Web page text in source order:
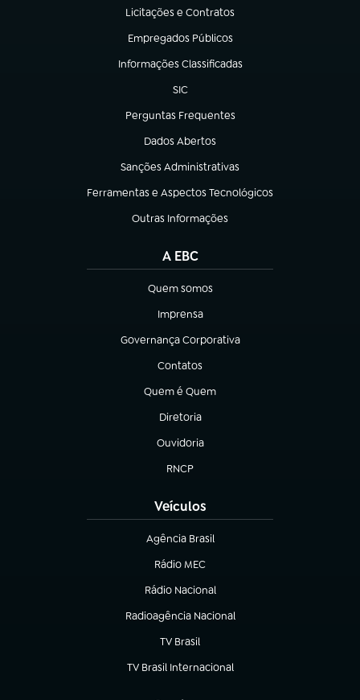
Licitações e Contratos
(abre em nova aba)
Empregados Públicos
(abre em nova aba)
Informações Classificadas
(abre em nova aba)
SIC
(abre em nova aba)
Perguntas Frequentes
(abre em nova aba)
Dados Abertos
(abre em nova aba)
Sanções Administrativas
(abre em nova aba)
Ferramentas e Aspectos Tecnológicos
(abre em nova aba)
Outras Informações
(abre em nova aba)
A EBC
Quem somos
(abre em nova aba)
Imprensa
(abre em nova aba)
Governança Corporativa
(abre em nova aba)
Contatos
(abre em nova aba)
Quem é Quem
(abre em nova aba)
Diretoria
(abre em nova aba)
Ouvidoria
(abre em nova aba)
RNCP
(abre em nova aba)
Veículos
Agência Brasil
(abre em nova aba)
Rádio MEC
Rádio Nacional
(abre em nova aba)
Radioagência Nacional
(abre em nova aba)
TV Brasil
(abre em nova aba)
TV Brasil Internacional
(abre em nova aba)